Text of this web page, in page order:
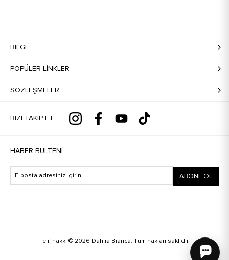
BILGI
POPÜLER LİNKLER
SÖZLEŞMELER
BIZI TAKIP ET
HABER BÜLTENI
ABONE OL
Telif hakkı © 2026 Dahlia Bianca. Tüm hakları saklıdır.